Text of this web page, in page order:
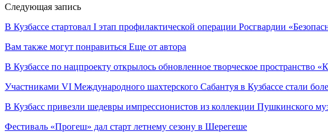
Следующая запись
В Кузбассе стартовал I этап профилактической операции Росгвардии
Вам также могут понравиться Еще от автора
В Кузбассе по нацпроекту открылось обновленное творческое пространство
Участниками VI Международного шахтерского Сабантуя в Кузбассе стали
В Кузбасс привезли шедевры импрессионистов из коллекции Пушкинского
Фестиваль «Прогеш» дал старт летнему сезону в Шерегеше